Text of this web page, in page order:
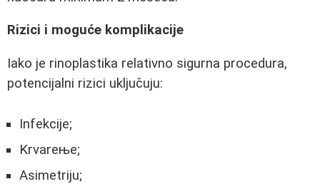
Rizici i moguće komplikacije
Iako je rinoplastika relativno sigurna procedura,
potencijalni rizici uključuju:
Infekcije;
Krvareње;
Asimetriju;